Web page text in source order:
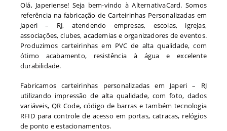
Olá, Japeriense! Seja bem-vindo à AlternativaCard. Somos
referência na fabricação de Carteirinhas Personalizadas em
Japeri – RJ, atendendo empresas, escolas, igrejas,
associações, clubes, academias e organizadores de eventos.
Produzimos carteirinhas em PVC de alta qualidade, com
ótimo acabamento, resistência à água e excelente
durabilidade.
Fabricamos carteirinhas personalizadas em Japeri – RJ
utilizando impressão de alta qualidade, com foto, dados
variáveis, QR Code, código de barras e também tecnologia
RFID para controle de acesso em portas, catracas, relógios
de ponto e estacionamentos.